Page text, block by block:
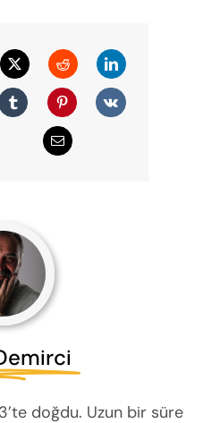
doğdu. Uzun bir süre